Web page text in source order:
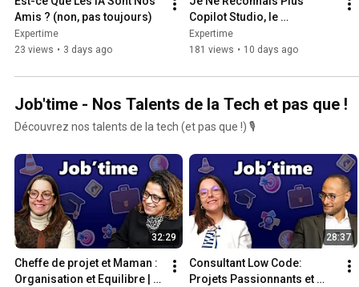
Amis ? (non, pas toujours)
Expertime
23 views • 3 days ago
Copilot Studio, le
générateur d'IA Microsoft
Expertime
181 views • 10 days ago
Job'time - Nos Talents de la Tech et pas que !
Découvrez nos talents de la tech (et pas que !) 🎙
32:29
Cheffe de projet et Maman :
Organisation et Equilibre |
28:37
Consultant Low Code:
Projets Passionnants et